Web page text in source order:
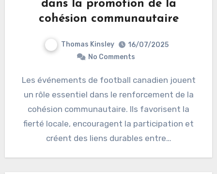
dans la promotion de la
cohésion communautaire
Thomas Kinsley
16/07/2025
No Comments
Les événements de football canadien jouent
un rôle essentiel dans le renforcement de la
cohésion communautaire. Ils favorisent la
fierté locale, encouragent la participation et
créent des liens durables entre…